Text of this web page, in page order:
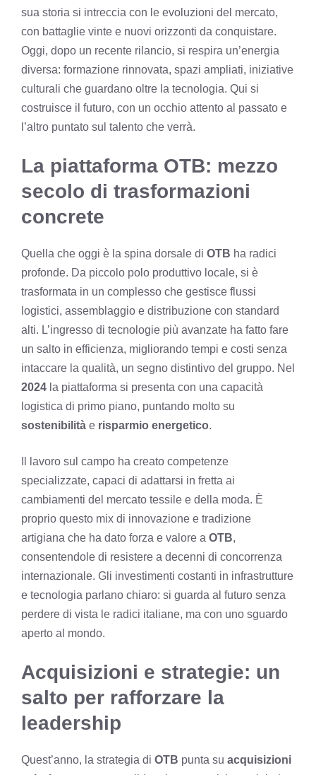
sua storia si intreccia con le evoluzioni del mercato,
con battaglie vinte e nuovi orizzonti da conquistare.
Oggi, dopo un recente rilancio, si respira un’energia
diversa: formazione rinnovata, spazi ampliati, iniziative
culturali che guardano oltre la tecnologia. Qui si
costruisce il futuro, con un occhio attento al passato e
l’altro puntato sul talento che verrà.
La piattaforma OTB: mezzo
secolo di trasformazioni
concrete
Quella che oggi è la spina dorsale di OTB ha radici
profonde. Da piccolo polo produttivo locale, si è
trasformata in un complesso che gestisce flussi
logistici, assemblaggio e distribuzione con standard
alti. L’ingresso di tecnologie più avanzate ha fatto fare
un salto in efficienza, migliorando tempi e costi senza
intaccare la qualità, un segno distintivo del gruppo. Nel
2024 la piattaforma si presenta con una capacità
logistica di primo piano, puntando molto su
sostenibilità e risparmio energetico.
Il lavoro sul campo ha creato competenze
specializzate, capaci di adattarsi in fretta ai
cambiamenti del mercato tessile e della moda. È
proprio questo mix di innovazione e tradizione
artigiana che ha dato forza e valore a OTB,
consentendole di resistere a decenni di concorrenza
internazionale. Gli investimenti costanti in infrastrutture
e tecnologia parlano chiaro: si guarda al futuro senza
perdere di vista le radici italiane, ma con uno sguardo
aperto al mondo.
Acquisizioni e strategie: un
salto per rafforzare la
leadership
Quest’anno, la strategia di OTB punta su acquisizioni